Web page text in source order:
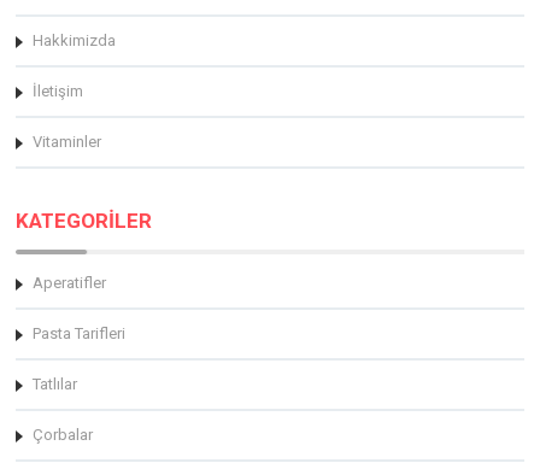
Hakkimizda
İletişim
Vitaminler
KATEGORİLER
Aperatifler
Pasta Tarifleri
Tatlılar
Çorbalar